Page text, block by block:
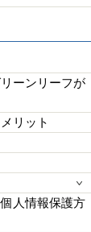
いです(笑)
か当たりま
探すテクニッ
アンケート
頂きました。
です。よけれ
にあげても
もらいたい
す。
ーンリーフが
リット
人情報保護方